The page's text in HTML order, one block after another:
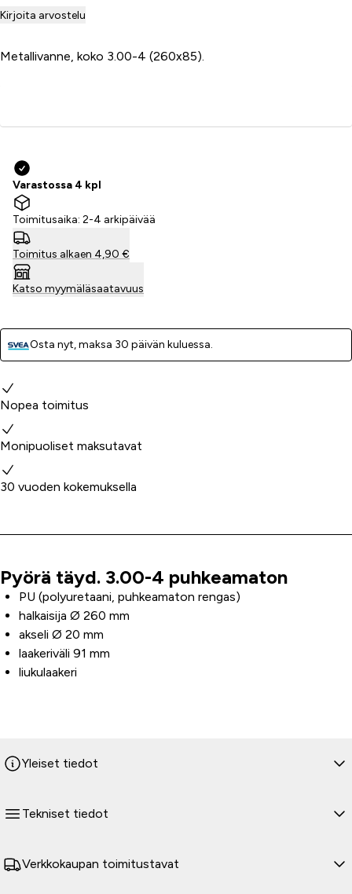
Kirjoita arvostelu
Metallivanne, koko 3.00-4 (260x85).
Varastossa 4 kpl
Toimitusaika: 2-4 arkipäivää
Toimitus alkaen 4,90 €
Katso myymäläsaatavuus
Osta nyt, ­maksa 30 päivän kuluessa.
Miksi valita meidät?
Nopea toimitus
Monipuoliset maksutavat
30 vuoden kokemuksella
Tuoteinfo
Pyörä täyd. 3.00-4 puhkeamaton
PU (polyuretaani, puhkeamaton rengas)
halkaisija Ø 260 mm
akseli Ø 20 mm
laakeriväli 91 mm
liukulaakeri
Yleiset tiedot
Tekniset tiedot
Verkkokaupan toimitustavat